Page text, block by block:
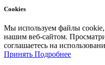
Cookies
Мы используем файлы cookie,
нашим веб-сайтом.
соглашаетесь на
Принять Подробнее